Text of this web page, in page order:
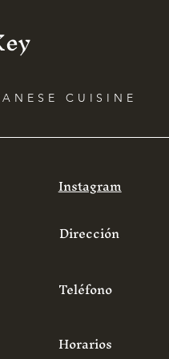
CUISINE
Instagram
Dirección
Teléfono
Horarios